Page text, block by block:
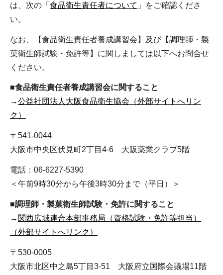
は、次の「 食品衛生責任者について 」をご確認くださ
い。
なお、【食品衛生責任者養成講習会】及び【調理師・製
菓衛生師試験・免許等】に関しましては以下へお問合せ
ください。
■食品衛生責任者養成講習会に関すること
→公益社団法人大阪食品衛生協会（外部サイトへリン
ク）
〒541-0044
大阪市中央区伏見町2丁目4-6 大阪薬業クラブ5階
電話：06-6227-5390
＜午前9時30分から午後3時30分まで（平日）＞
■調理師・製菓衛生師試験・免許に関すること
→ 関西広域連合本部事務局（資格試験・免許等担当）
（外部サイトへリンク）
〒530-0005
大阪市北区中之島5丁目3-51 大阪府立国際会議場11階